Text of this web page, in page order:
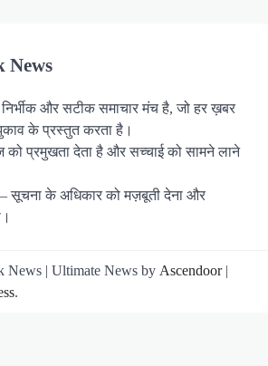
News
निर्भीक और सटीक समाचार मंच है, जो हर ख़बर
के प्रस्तुत करता है।
प्रमुखता देता है और सच्चाई को सामने लाने
सूचना के अधिकार को मज़बूती देना और
News | Ultimate News by Ascendoor|
.